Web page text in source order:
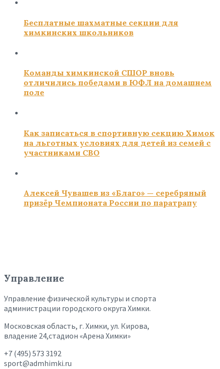
Бесплатные шахматные секции для
химкинских школьников
Команды химкинской СШОР вновь
отличились победами в ЮФЛ на домашнем
поле
Как записаться в спортивную секцию Химок
на льготных условиях для детей из семей с
участниками СВО
Алексей Чувашев из «Благо» — серебряный
призёр Чемпионата России по паратрапу
Управление
Управление физической культуры и спорта
администрации городского округа Химки.
Московская область, г. Химки, ул. Кирова,
владение 24,стадион «Арена Химки»
+7 (495) 573 3192
sport@admhimki.ru